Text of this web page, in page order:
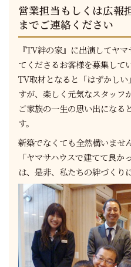
営業担当もしくは広報
までご連絡ください
『TV絆の家』に出演してヤ
てくださるお客様を募集して
TV取材となると「はずかし
すが、楽しく元気なスタッフ
ご家族の一生の思い出になる
す。
新築でなくても全然構いませ
「ヤマサハウスで建てて良
は、是非、私たちの絆づくり